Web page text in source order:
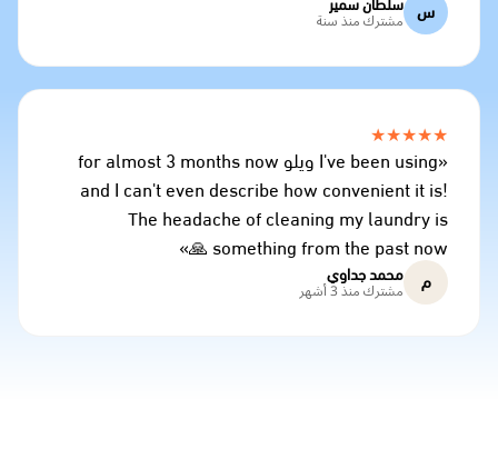
س مشترك منذ سنة
★★★★★
«I've been using ويلو for almost 3 months now
and I can't even describe how convenient it is!
The headache of cleaning my laundry is
something from the past now 🙏»
م محمد جداوي
مشترك منذ 3 أشهر